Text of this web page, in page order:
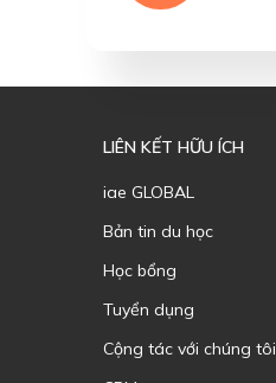
LIÊN KẾT HỮU ÍCH
iae GLOBAL
Bản tin du học
Học bổng
Tuyển dụng
Cộng tác với chúng tôi